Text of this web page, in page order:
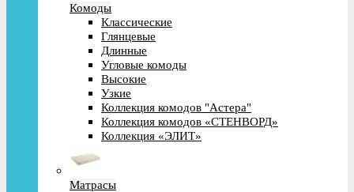
Комоды
Классические
Глянцевые
Длинные
Угловые комоды
Высокие
Узкие
Коллекция комодов "Астера"
Коллекция комодов «СТЕНВОРД»
Коллекция «ЭЛИТ»
Матрасы